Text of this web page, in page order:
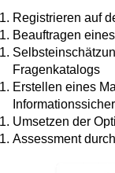
Registrieren auf
Beauftragen eines
Fragenkatalogs
Erstellen eines
Umsetzen der
Assessment